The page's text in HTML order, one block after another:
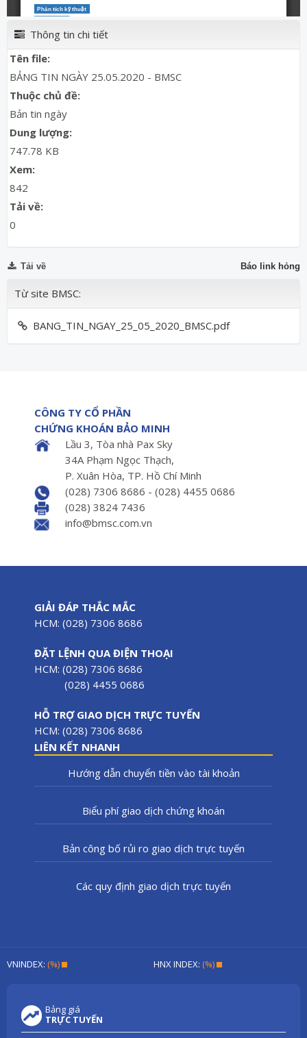
Thông tin chi tiết
Tên file:
BẢNG TIN NGÀY 25.05.2020 - BMSC
Thuộc chủ đề:
Bản tin ngày
Dung lượng:
747.78 KB
Xem:
842
Tải về:
0
Báo link hỏng
Tải về
Từ site BMSC:
BANG_TIN_NGAY_25_05_2020_BMSC.pdf
CÔNG TY CỔ PHẦN
CHỨNG KHOÁN BẢO MINH
Lầu 3, Tòa nhà Pax Sky
34A Phạm Ngọc Thạch,
P. Xuân Hòa, TP. Hồ Chí Minh
(028) 7306 8686 - (028) 4455 0686
(028) 3824 7436
info@bmsc.com.vn
GIẢI ĐÁP THẮC MẮC
HCM: (028) 7306 8686
ĐẶT LỆNH QUA ĐIỆN THOẠI
HCM: (028) 7306 8686
(028) 4455 0686
HỖ TRỢ GIAO DỊCH TRỰC TUYẾN
HCM: (028) 7306 8686
LIÊN KẾT NHANH
Hướng dẫn chuyển tiền vào tài khoản
Biểu phí giao dịch chứng khoán
Bản công bố rủi ro giao dịch trực tuyến
Các quy định giao dịch trực tuyến
VNINDEX: (%) HNX INDEX: (%)
Bảng giá
TRỰC TUYẾN